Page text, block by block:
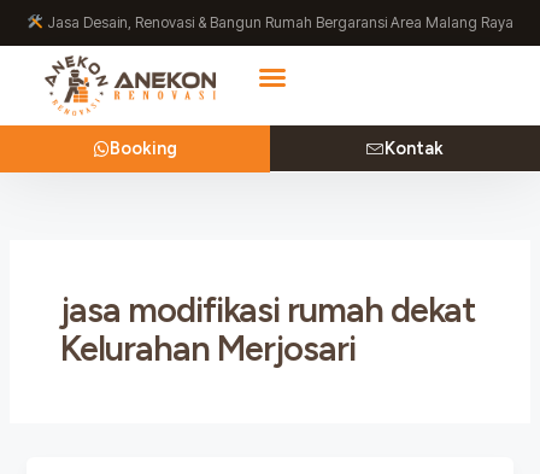
Lewati
Jasa Desain, Renovasi & Bangun Rumah Bergaransi Area Malang Raya
Booking Kontak
jasa modifikasi rumah dekat
Kelurahan Merjosari